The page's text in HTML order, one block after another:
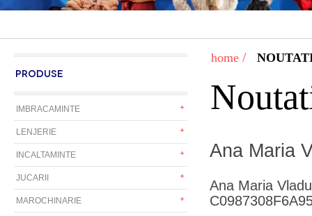
PRODUSE
IMBRACAMINTE
LENJERIE
INCALTAMINTE
JUCARII
MAROCHINARIE
home /
Ana Maria
Ana Maria